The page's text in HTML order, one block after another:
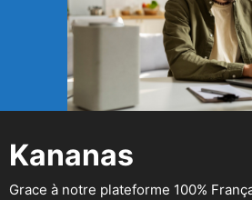
Kananas
Grace à notre plateforme 100%